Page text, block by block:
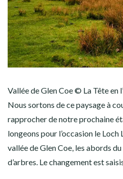
Vallée de Glen Coe © La Tête en
Nous sortons de ce paysage à
rapprocher de notre prochaine
longeons pour l’occasion le
vallée de Glen Coe, les abords
d’arbres. Le changement est